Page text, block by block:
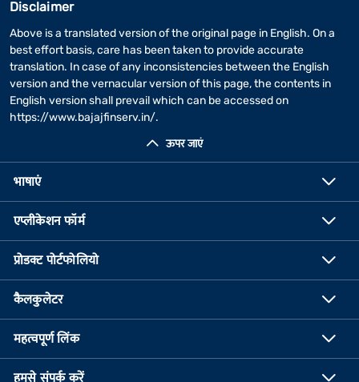
ऊपर जाएं
Disclaimer
Above is a translated version of the original page in English. On a
best effort basis, care has been taken to provide accurate
translation. In case of any inconsistencies between the English
version and the vernacular version of this page, the contents in
English version shall prevail which can be accessed on
https://www.bajajfinserv.in/.
भाषाएं
एप्लीकेशन फॉर्म
प्रोडक्ट पोर्टफोलियो
कैलकुलेटर
महत्वपूर्ण लिंक
हमसे संपर्क करें